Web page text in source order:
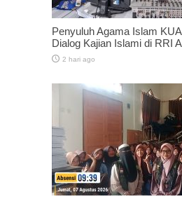
Penyuluh Agama Islam
Dialog Kajian Islami di RRI
2 hari ago